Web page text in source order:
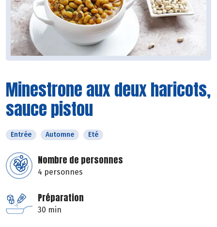
Minestrone aux deux haricots,
sauce pistou
Entrée Automne Eté
Nombre de personnes
4 personnes
Préparation
30 min